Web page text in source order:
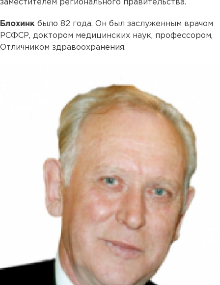
заместителем регионального правительства.
Блохинк было 82 года. Он был заслуженным врачом
РСФСР, доктором медицинских наук, профессором,
Отличником здравоохранения.